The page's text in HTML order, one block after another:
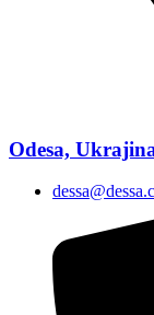
Odesa,